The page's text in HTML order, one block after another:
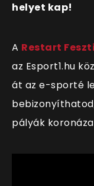
helyet kap!
A Restart
az Esport1.hu
át az e-sporté
pályák